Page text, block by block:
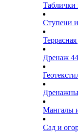
Таблички
Ступени
Террасная
Дренаж 44
Мангалы
Сад и